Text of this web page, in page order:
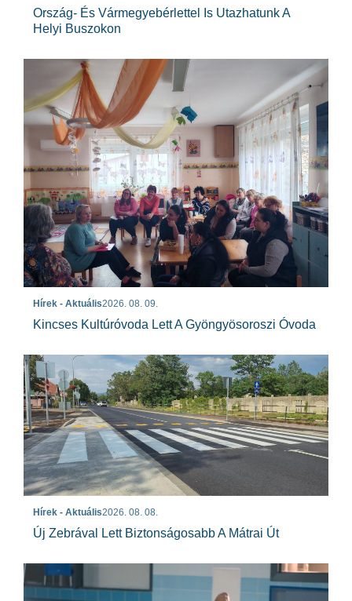
Ország- És Vármegyebérlettel Is Utazhatunk A
Helyi Buszokon
Hírek - Aktuális2026. 08. 09.
Kincses Kultúróvoda Lett A Gyöngyösoroszi Óvoda
Hírek - Aktuális2026. 08. 08.
Új Zebrával Lett Biztonságosabb A Mátrai Út